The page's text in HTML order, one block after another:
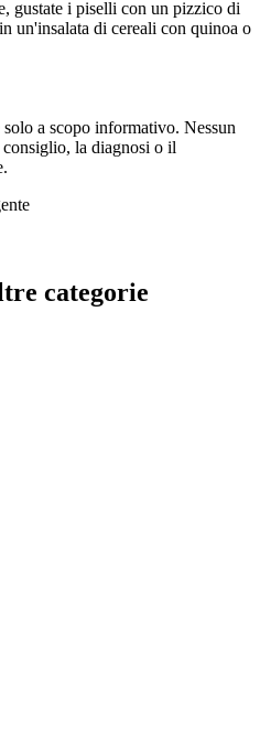
gustate i piselli con un pizzico di
un'insalata di cereali con quinoa o
a scopo informativo. Nessun
la diagnosi o il
categorie